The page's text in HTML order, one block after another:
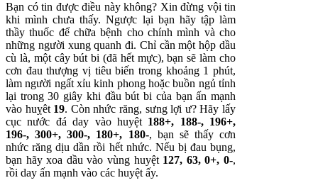
Bạn có tin được điều này không? Xin đừng vội tin
khi mình chưa thấy. Ngược lại bạn hãy tập làm
thầy thuốc để chữa bệnh cho chính mình và cho
những người xung quanh đi. Chỉ cần một hộp dầu
cù là, một cây bút bi (đã hết mực), bạn sẽ làm cho
cơn đau thượng vị tiêu biến trong khoảng 1 phút,
làm người ngất xỉu kinh phong hoặc buồn ngủ tỉnh
lại trong 30 giây khi đầu bút bi của bạn ấn mạnh
vào huỵêt 19. Còn nhức răng, sưng lợi ư? Hãy lấy
cục nước đá day vào huyệt 188+, 188-, 196+,
196-, 300+, 300-, 180+, 180-, bạn sẽ thấy cơn
nhức răng dịu dần rồi hết nhức. Nếu bị đau bụng,
bạn hãy xoa dầu vào vùng huyệt 127, 63, 0+, 0-,
rồi day ấn mạnh vào các huyệt ấy.